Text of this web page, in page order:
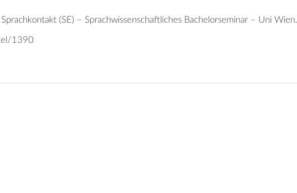
(SE) – Sprachwissenschaftliches Bachelorseminar – Uni Wien.
1390